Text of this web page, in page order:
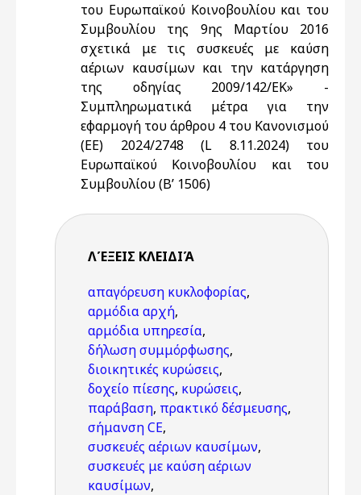
του Ευρωπαϊκού Κοινοβουλίου και του
Συμβουλίου της 9ης Μαρτίου 2016
σχετικά με τις συσκευές με καύση
αέριων καυσίμων και την κατάργηση
της οδηγίας 2009/142/ΕΚ» -
Συμπληρωματικά μέτρα για την
εφαρμογή του άρθρου 4 του Κανονισμού
(ΕΕ) 2024/2748 (L 8.11.2024) του
Ευρωπαϊκού Κοινοβουλίου και του
Συμβουλίου (Β’ 1506)
ΛΈΞΕΙΣ KΛΕΙΔΙΆ
απαγόρευση κυκλοφορίας,
αρμόδια αρχή,
αρμόδια υπηρεσία,
δήλωση συμμόρφωσης,
διοικητικές κυρώσεις,
δοχείο πίεσης, κυρώσεις,
παράβαση, πρακτικό δέσμευσης,
σήμανση CE,
συσκευές αέριων καυσίμων,
συσκευές με καύση αέριων
καυσίμων,